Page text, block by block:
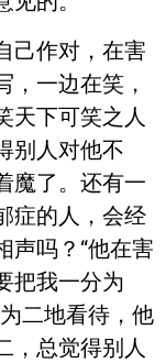
己作对，在害
，一边在笑，
天下可笑之人
别人对他不
魔了。还有一
症的人，会经
声吗？“他在害
把我一分为
二地看待，他
，总觉得别人